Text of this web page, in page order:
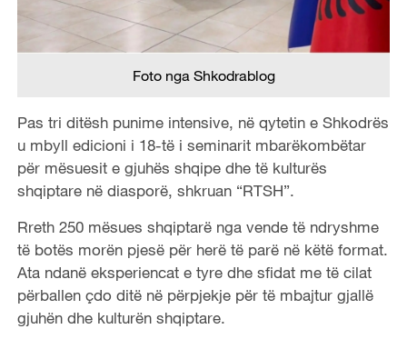
Foto nga Shkodrablog
Pas tri ditësh punime intensive, në qytetin e Shkodrës
u mbyll edicioni i 18-të i seminarit mbarëkombëtar
për mësuesit e gjuhës shqipe dhe të kulturës
shqiptare në diasporë, shkruan “RTSH”.
Rreth 250 mësues shqiptarë nga vende të ndryshme
të botës morën pjesë për herë të parë në këtë format.
Ata ndanë eksperiencat e tyre dhe sfidat me të cilat
përballen çdo ditë në përpjekje për të mbajtur gjallë
gjuhën dhe kulturën shqiptare.